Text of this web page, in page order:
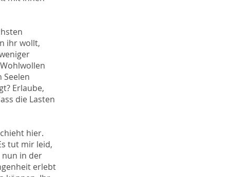
ihr wollt,
Erlaube,
die Lasten
hier.
tut mir leid,
nun in der
erlebt